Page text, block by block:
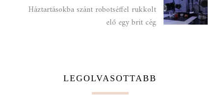
Háztartásokba szánt robotséffel rukkolt
elő egy brit cég
LEGOLVASOTTABB